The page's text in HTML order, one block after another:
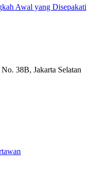
Awal yang Disepakati
38B, Jakarta Selatan